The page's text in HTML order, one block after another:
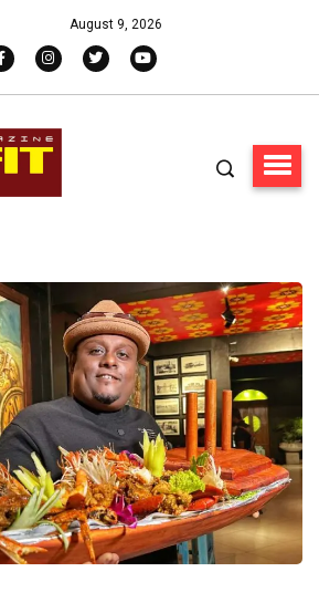
August 9, 2026